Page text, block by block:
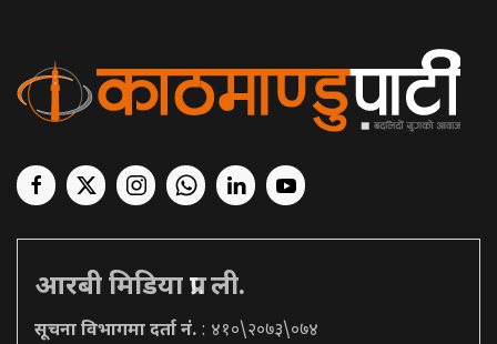
आरबी मिडिया प्रा. ली.
सूचना विभागमा दर्ता नं. : ४१०\२०७३\०७४